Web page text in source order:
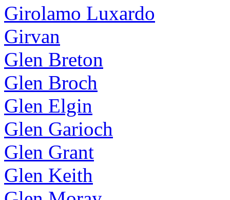
Girolamo Luxardo
Girvan
Glen Breton
Glen Broch
Glen Elgin
Glen Garioch
Glen Grant
Glen Keith